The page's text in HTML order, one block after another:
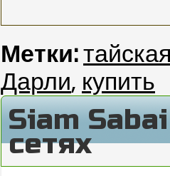
Метки:
Дарли, купить
Siam
сетях